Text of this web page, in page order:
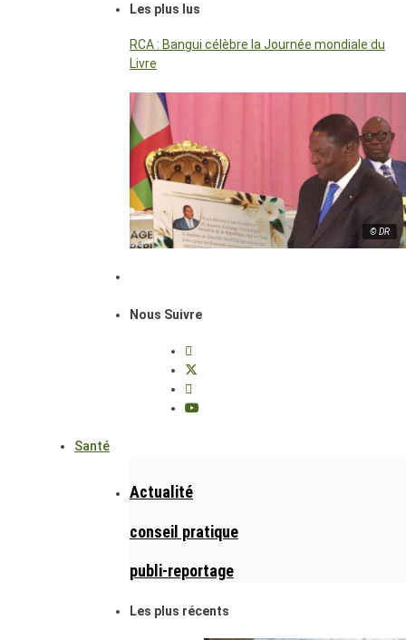
Les plus lus
RCA : Bangui célèbre la Journée mondiale du
Livre
© DR
Nous Suivre
Santé
Actualité
conseil pratique
publi-reportage
Les plus récents